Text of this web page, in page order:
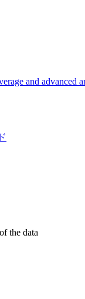
and advanced
the data